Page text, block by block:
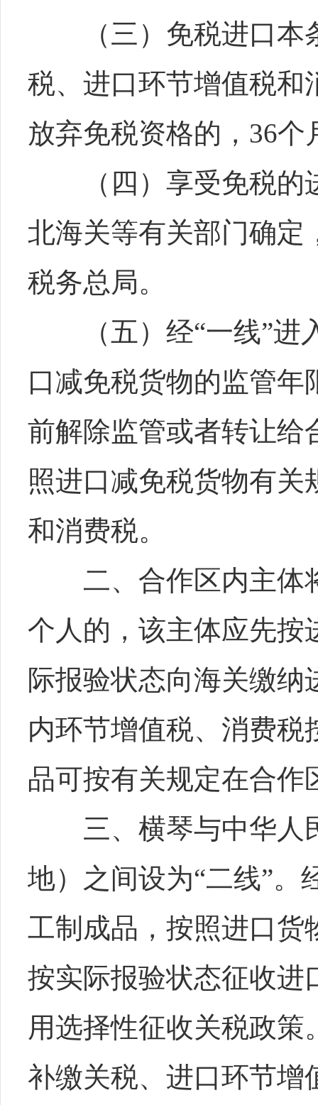
（三）免税进口本条
税、进口环节增值税和
放弃免税资格的，36
（四）享受免税的进
北海关等有关部门确定
税务总局。
（五）经“一线”进
口减免税货物的监管
前解除监管或者转让给
照进口减免税货物有
和消费税。
二、合作区内主体将
个人的，该主体应先按
际报验状态向海关缴
内环节增值税、消费
品可按有关规定在合
三、横琴与中华人
地）之间设为“二线”。
工制成品，按照进口货
按实际报验状态征收进
用选择性征收关税政策
补缴关税、进口环节增